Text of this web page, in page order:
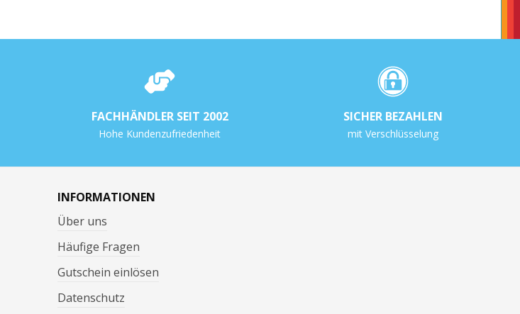
FACHHÄNDLER SEIT 2002
Hohe Kundenzufriedenheit
SICHER BEZAHLEN
mit Verschlüsselung
INFORMATIONEN
Über uns
Häufige Fragen
Gutschein einlösen
Datenschutz